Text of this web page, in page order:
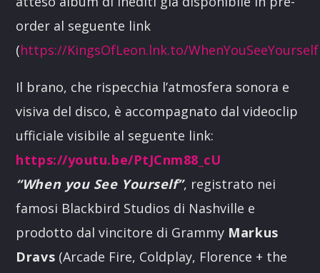
order al seguente link
(https://KingsOfLeon.lnk.to/
Il brano, che rispecchia l’atmosfera sonora e
visiva del disco, è accompagnato dal videoclip
ufficiale visibile al seguente link:
https://youtu.be/PtJCnm88_cU
“When you See Yourself”, registrato nei
famosi Blackbird Studios di Nashville e
prodotto dal vincitore di Grammy Markus
Dravs (Arcade Fire, Coldplay, Florence + the